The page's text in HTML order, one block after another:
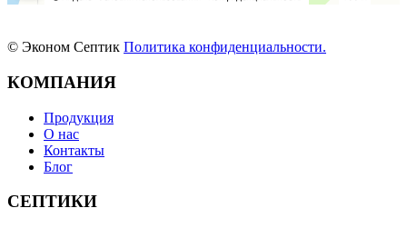
© Эконом Септик Политика конфиденциальности.
КОМПАНИЯ
Продукция
О нас
Контакты
Блог
СЕПТИКИ